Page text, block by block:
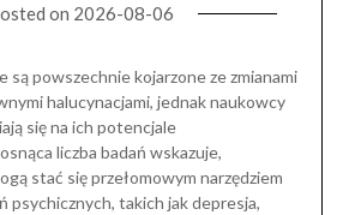
on 2026-08-06
są powszechnie kojarzone ze zmianami
halucynacjami, jednak naukowcy
się na ich potencjale
liczba badań wskazuje,
stać się przełomowym narzędziem
psychicznych, takich jak depresja,